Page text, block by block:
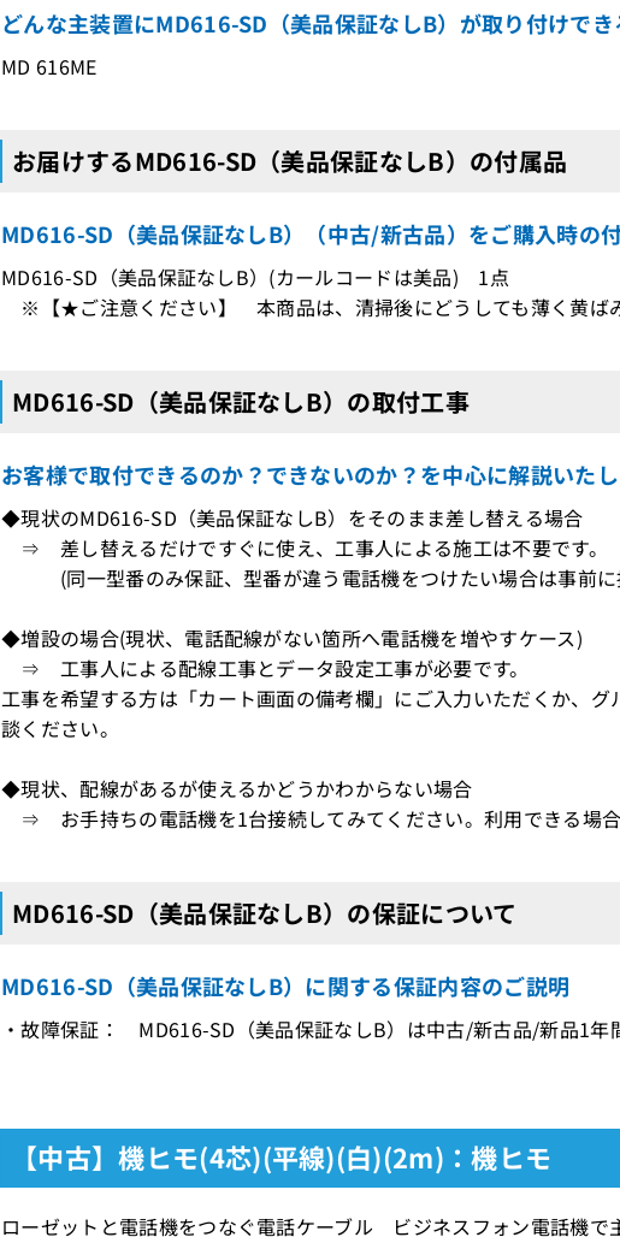
どんな主装置にMD616-SD（美品保証なしB）が取り付けで
MD 616ME
お届けするMD616-SD（美品保証なしB）の付属品
MD616-SD（美品保証なしB）（中古/新古品）をご購入時の
MD616-SD（美品保証なしB）(カールコードは美品) 1点
※【★ご注意ください】 本商品は、清掃後にどうしても薄く黄ば
MD616-SD（美品保証なしB）の取付工事
お客様で取付できるのか？できないのか？を中心に解説いた
◆現状のMD616-SD（美品保証なしB）をそのまま差し替える場合
⇒ 差し替えるだけですぐに使え、工事人による施工は不要です。
(同一型番のみ保証、型番が違う電話機をつけたい場合は事前に
◆増設の場合(現状、電話配線がない箇所へ電話機を増やすケース)
⇒ 工事人による配線工事とデータ設定工事が必要です。
工事を希望する方は「カート画面の備考欄」にご入力いただくか、グ
談ください。
◆現状、配線があるが使えるかどうかわからない場合
⇒ お手持ちの電話機を1台接続してみてください。利用できる場
MD616-SD（美品保証なしB）の保証について
MD616-SD（美品保証なしB）に関する保証内容のご説明
・故障保証： MD616-SD（美品保証なしB）は中古/新古品/新品1年
【中古】機ヒモ(4芯)(平線)(白)(2m)：機ヒモ
ローゼットと電話機をつなぐ電話ケーブル ビジネスフォン電話機で